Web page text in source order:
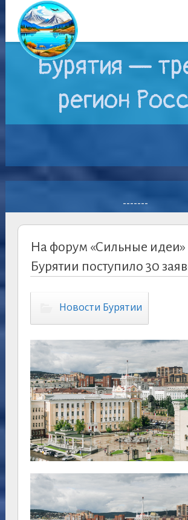
Бурятия —
регион
-------
На форум «Сильные идеи»
Бурятии поступило 30
Новости Бурятии